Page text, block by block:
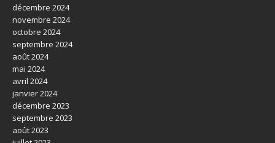
décembre 2024
novembre 2024
octobre 2024
septembre 2024
août 2024
mai 2024
avril 2024
janvier 2024
décembre 2023
septembre 2023
août 2023